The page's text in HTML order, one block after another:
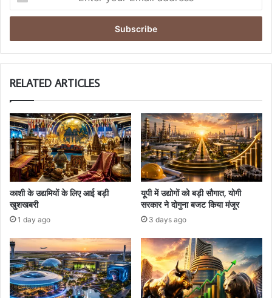
your
Email
RELATED ARTICLES
काशी के उद्यमियों के लिए आई बड़ी
खुशखबरी
1 day ago
यूपी में उद्योगों को बड़ी सौगात, योगी
सरकार ने दोगुना बजट किया मंजूर
3 days ago